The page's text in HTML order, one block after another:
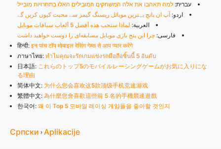
עברית: למה תאהבו את אלה המשחקים המובילים האלו בתחרויות מובייל
اردو: آپ ان پانچ بہترین موبائل ریسنگ گیمز سے محبت کیوں کریں گے
العربية: لماذا ستحب هذه أفضل 5 ألعاب سباقات موبايل
فارسی: چرا این پنج بازی موبایل مسابقه‌ای را دوست خواهید داشت
हिन्दी: इन पांच टॉप मोबाइल रेसिंग गेम्स से आप प्यार करेंगे
ภาษาไทย: ทำไมคุณจะรักเกมแข่งรถมือถือชิ้นนี้ 5 อันดับ
日本語: これらのトップ5のモバイルレーシングゲームがお気に入りにな
る理由
简体中文: 为什么您会喜欢这5款顶级手机竞速游戏
繁體中文: 為什麼您會喜歡這些前 5 名的手機競速遊戲
한국어: 왜 이 Top 5 모바일 레이싱 게임들을 좋아할 것인지
Српски › Aplikacije